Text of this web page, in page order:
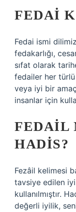
FEDAI
Fedai ismi
fedakarlığı,
sıfat olarak
fedailer her
veya iyi bir
insanlar için
FEDAIL
HADIS?
Fezâil kelimesi
tavsiye edilen iyi
kullanılmıştır.
değerli iyilik,